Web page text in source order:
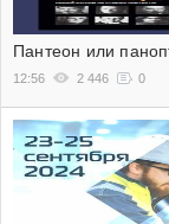
Пантеон или
12:56 2 446 0